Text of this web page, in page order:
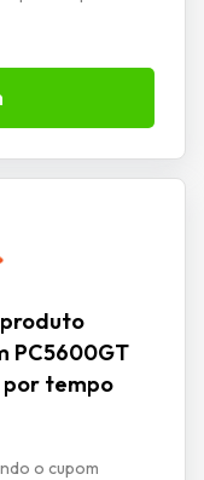
produto
PC5600GT
tempo
o cupom